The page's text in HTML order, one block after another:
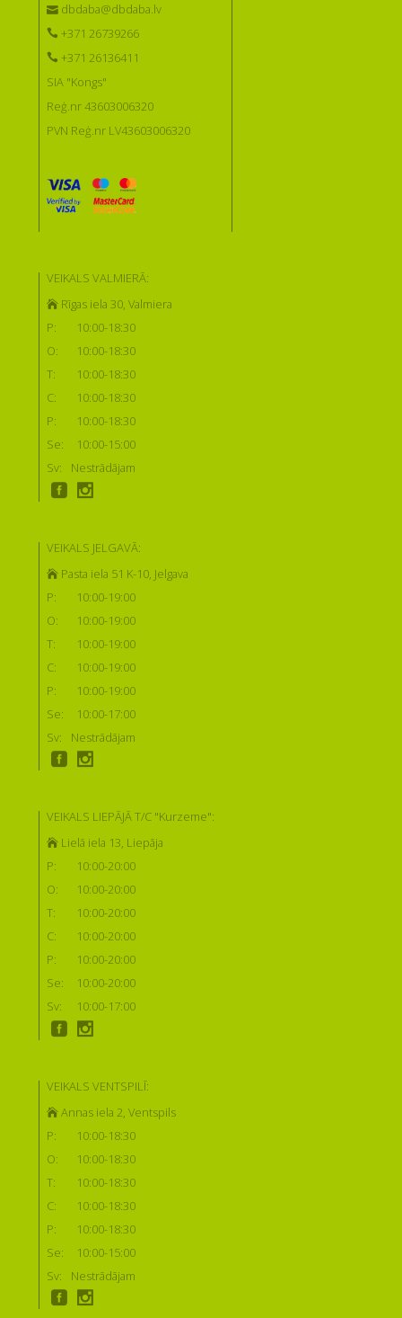
dbdaba@dbdaba.lv
+371 26739266
+371 26136411
SIA "Kongs"
Reģ.nr 43603006320
PVN Reģ.nr LV43603006320
VEIKALS VALMIERĀ:
Rīgas iela 30, Valmiera
P:
10:00-18:30
O:
10:00-18:30
T:
10:00-18:30
C:
10:00-18:30
P:
10:00-18:30
Se:
10:00-15:00
Sv:
Nestrādājam
VEIKALS JELGAVĀ:
Pasta iela 51 K-10, Jelgava
P:
10:00-19:00
O:
10:00-19:00
T:
10:00-19:00
C:
10:00-19:00
P:
10:00-19:00
Se:
10:00-17:00
Sv:
Nestrādājam
VEIKALS LIEPĀJĀ T/C "Kurzeme":
Lielā iela 13, Liepāja
P:
10:00-20:00
O:
10:00-20:00
T:
10:00-20:00
C:
10:00-20:00
P:
10:00-20:00
Se:
10:00-20:00
Sv:
10:00-17:00
VEIKALS VENTSPILĪ:
Annas iela 2, Ventspils
P:
10:00-18:30
O:
10:00-18:30
T:
10:00-18:30
C:
10:00-18:30
P:
10:00-18:30
Se:
10:00-15:00
Sv:
Nestrādājam